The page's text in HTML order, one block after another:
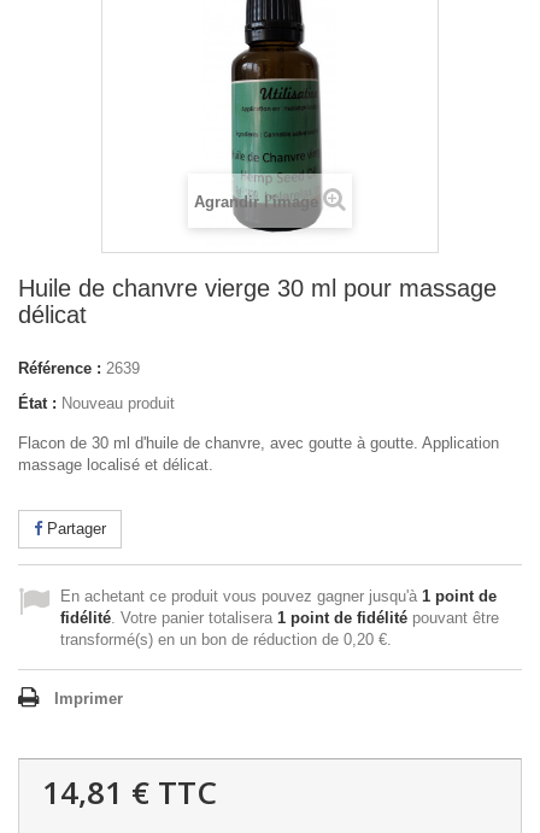
Agrandir l'image
Huile de chanvre vierge 30 ml pour massage
délicat
Référence : 2639
État : Nouveau produit
Flacon de 30 ml d'huile de chanvre, avec goutte à goutte. Application
massage localisé et délicat.
Partager
En achetant ce produit vous pouvez gagner jusqu'à 1 point de
fidélité. Votre panier totalisera 1 point de fidélité pouvant être
transformé(s) en un bon de réduction de 0,20 €.
Imprimer
14,81 € TTC